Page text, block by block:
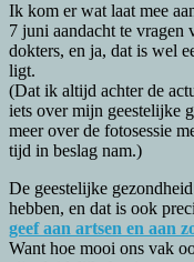
Ik kom er wat laat mee
7 juni aandacht te vragen
dokters, en ja, dat is wel
ligt.
(Dat ik altijd achter de
iets over mijn geestelijke
meer over de fotosessie
tijd in beslag nam.)
De geestelijke
hebben, en dat is ook
geef aan artsen en aan
Want hoe mooi ons vak